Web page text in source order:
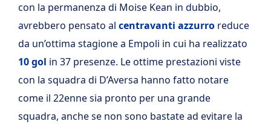
con la permanenza di Moise Kean in dubbio,
avrebbero pensato al centravanti azzurro reduce
da un’ottima stagione a Empoli in cui ha realizzato
10 gol in 37 presenze. Le ottime prestazioni viste
con la squadra di D’Aversa hanno fatto notare
come il 22enne sia pronto per una grande
squadra, anche se non sono bastate ad evitare la